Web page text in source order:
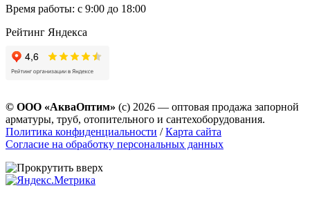
Время работы: с 9:00 до 18:00
Рейтинг Яндекса
© ООО «АкваОптим» (с) 2026 — оптовая продажа запорной
арматуры, труб, отопительного и сантехоборудования.
Политика конфиденциальности /Карта сайта
Согласие на обработку персональных данных